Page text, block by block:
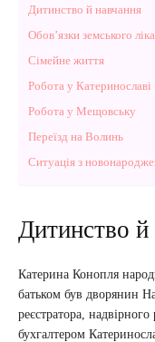
Дитинство й навчання
Обов’язки земського
Сімейне життя
Робота у Катеринославі
Робота у Мещовську
Переїзд на Волинь
Ситуація з
Дитинство й
Катерина Конопля
батьком був дворянин
реєстратора,
бухгалтером